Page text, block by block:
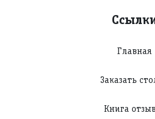
Главная
Заказать
Книга